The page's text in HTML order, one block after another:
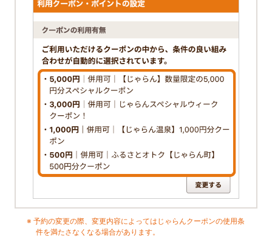
予約の変更の際、変更内容によってはじゃらんクーポンの使用条
件を満たさなくなる場合があります。